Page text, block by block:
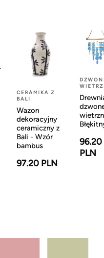
CERAMIKA Z
BALI
Wazon
dekoracyjny
ceramiczny z
Bali - Wzór
bambus
97.20 PLN
96.20
PLN